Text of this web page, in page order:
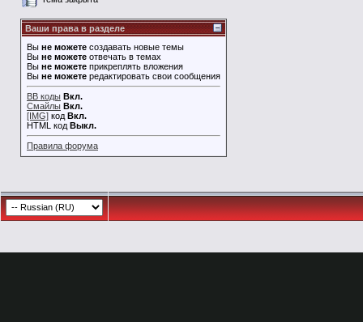
Ваши права в разделе
Вы не можете создавать новые темы
Вы не можете отвечать в темах
Вы не можете прикреплять вложения
Вы не можете редактировать свои сообщения
BB коды Вкл.
Смайлы Вкл.
[IMG] код Вкл.
HTML код Выкл.
Правила форума